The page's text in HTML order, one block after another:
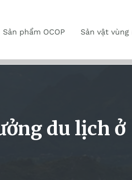
Sản phẩm OCOP Sản vật vùng
du lịch ở